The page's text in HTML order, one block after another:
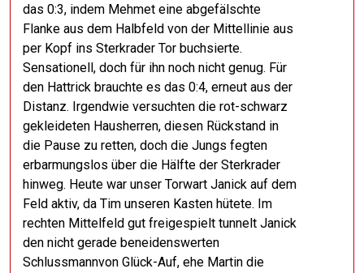
das 0:3, indem Mehmet eine abgefälschte
Flanke aus dem Halbfeld von der Mittellinie aus
per Kopf ins Sterkrader Tor buchsierte.
Sensationell, doch für ihn noch nicht genug. Für
den Hattrick brauchte es das 0:4, erneut aus der
Distanz. Irgendwie versuchten die rot-schwarz
gekleideten Hausherren, diesen Rückstand in
die Pause zu retten, doch die Jungs fegten
erbarmungslos über die Hälfte der Sterkrader
hinweg. Heute war unser Torwart Janick auf dem
Feld aktiv, da Tim unseren Kasten hütete. Im
rechten Mittelfeld gut freigespielt tunnelt Janick
den nicht gerade beneidenswerten
Schlussmannvon Glück-Auf, ehe Martin die